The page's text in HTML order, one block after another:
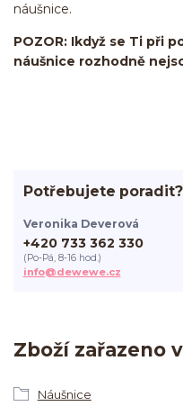
náušnice.
POZOR: Ikdyž se Ti při
náušnice rozhodně
Zboží zařazeno
Náušnice
Potřebujete poradit?
Veronika Deverová
+420 733 362 330
(Po-Pá, 8-16 hod.)
info@dewewe.cz